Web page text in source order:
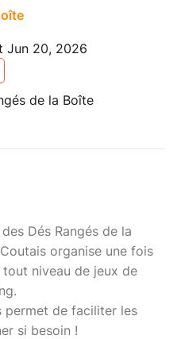
Jun 20, 2026
de la Boîte
Dés Rangés de la
organise une fois
niveau de jeux de
permet de faciliter les
si besoin !